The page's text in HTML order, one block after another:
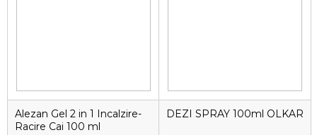
Alezan Gel 2 in 1 Incalzire-
Racire Cai 100 ml
DEZI SPRAY 100ml OLKAR